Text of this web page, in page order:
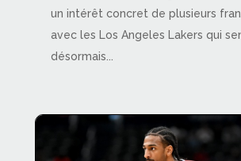
un intérêt concret de plusieurs
avec les Los Angeles Lakers qui
désormais...